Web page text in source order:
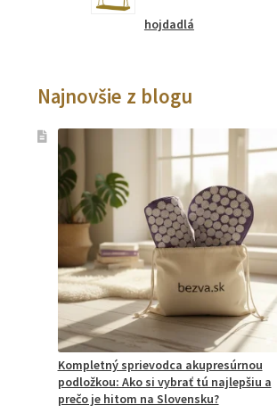
hojdadlá
Najnovšie z blogu
Kompletný sprievodca akupresúrnou
podložkou: Ako si vybrať tú najlepšiu a
prečo je hitom na Slovensku?